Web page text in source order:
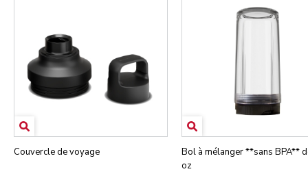
Couvercle de voyage
Bol à mélanger **sans BPA**
oz